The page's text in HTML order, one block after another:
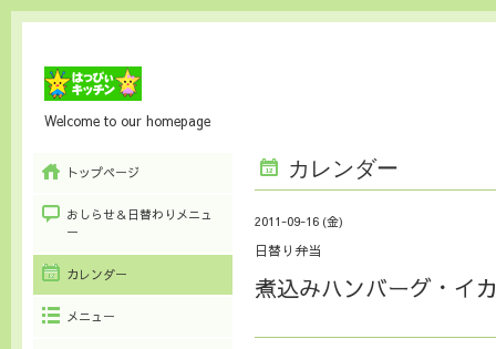
Welcome to our homepage
カレンダー
2011-09-16 (金)
日替り弁当
煮込みハンバーグ・イ
トップページ
おしらせ＆日替わりメニュ
ー
カレンダー
メニュー